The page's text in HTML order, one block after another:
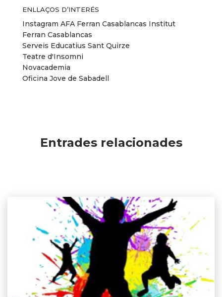
ENLLAÇOS D’INTERÉS
Instagram AFA Ferran Casablancas Institut
Ferran Casablancas
Serveis Educatius Sant Quirze
Teatre d'Insomni
Novacademia
Oficina Jove de Sabadell
Entrades relacionades